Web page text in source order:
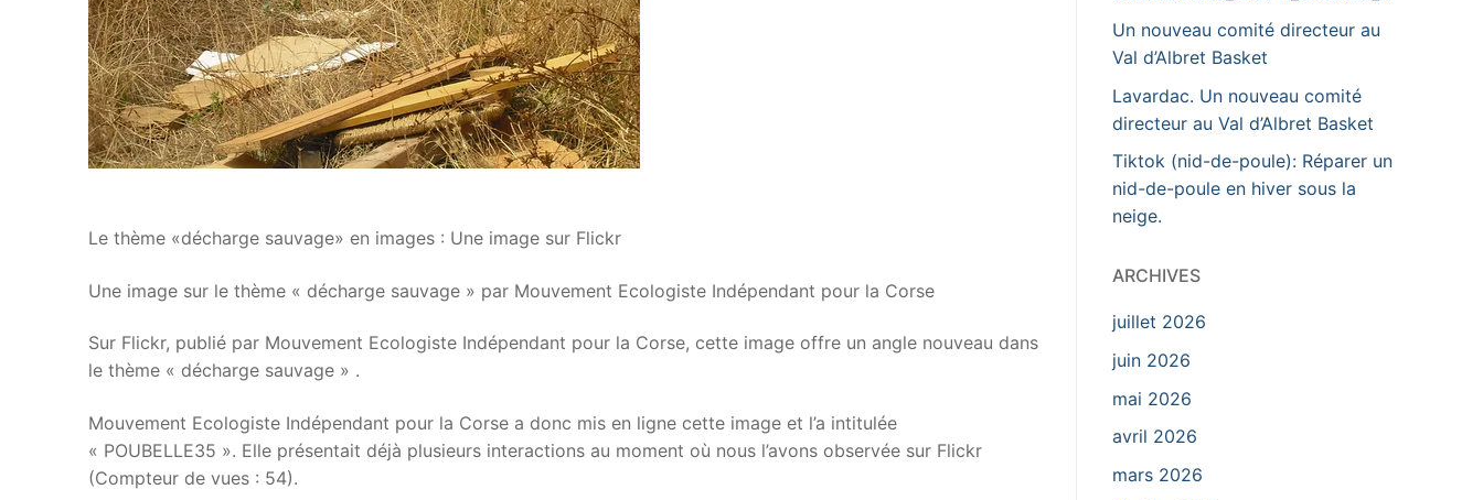
Le thème «décharge sauvage» en images : Une image sur Flickr
Une image sur le thème « décharge sauvage » par Mouvement Ecologiste Indépendant pour la Corse
Sur Flickr, publié par Mouvement Ecologiste Indépendant pour la Corse, cette image offre un angle nouveau dans
le thème « décharge sauvage » .
Mouvement Ecologiste Indépendant pour la Corse a donc mis en ligne cette image et l’a intitulée
« POUBELLE35 ». Elle présentait déjà plusieurs interactions au moment où nous l’avons observée sur Flickr
(Compteur de vues : 54).
Un nouveau comité directeur au
Val d’Albret Basket
Lavardac. Un nouveau comité
directeur au Val d’Albret Basket
Tiktok (nid-de-poule): Réparer un
nid-de-poule en hiver sous la
neige.
ARCHIVES
juillet 2026
juin 2026
mai 2026
avril 2026
mars 2026